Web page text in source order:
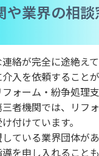
や業界の相
絡が完全に途絶え
入を依頼することが
ォーム・紛争処理支
者機関では、リフ
付けています。
ている業界団体が
を申し入れること